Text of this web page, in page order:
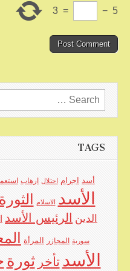
5
−
=
3
Search
for:
TAGS
أسد اجرام احتلال ارهاب
الأسد الاسلام الثورة
الدين الرئيس الأسد
سورية المجازر المرأة
الأسد تأخر ثورة